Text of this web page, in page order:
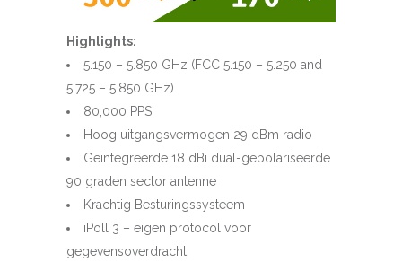
Highlights:
5.150 – 5.850 GHz (FCC 5.150 – 5.250 and
5.725 – 5.850 GHz)
80,000 PPS
Hoog uitgangsvermogen 29 dBm radio
Geintegreerde 18 dBi dual-gepolariseerde
90 graden sector antenne
Krachtig Besturingssysteem
iPoll 3 – eigen protocol voor
gegevensoverdracht